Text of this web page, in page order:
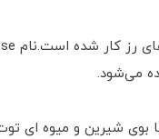
می‌شود.
با بوی شیرین و میوه ای